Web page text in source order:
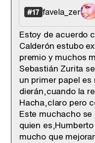
#17 favela_zer
Estoy de acuerdo
Calderón estubo
premio y muchos
Sebastián Zurita
un primer papel
dierán,cuando la
Hacha,claro pero
Este muchacho
quien
mucho que